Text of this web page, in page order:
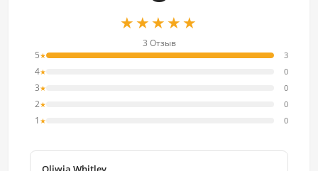
★★★★★
3 Отзыв
5★ 3
4★ 0
3★ 0
2★ 0
1 ★ 0